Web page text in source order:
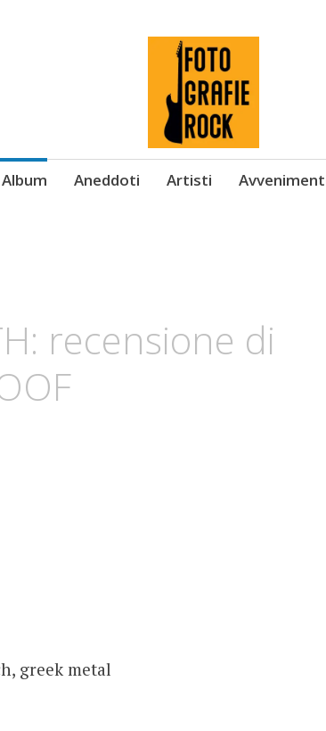
Aneddoti Artisti
recensione di
greek metal